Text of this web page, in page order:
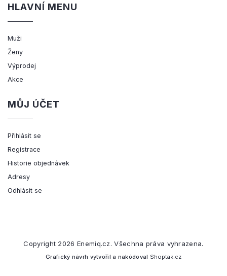
HLAVNÍ MENU
Muži
Ženy
Výprodej
Akce
MŮJ ÚČET
Přihlásit se
Registrace
Historie objednávek
Adresy
Odhlásit se
Copyright 2026 Enemiq.cz. Všechna práva vyhrazena.
Grafický návrh vytvořil a nakódoval Shoptak.cz